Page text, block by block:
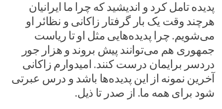
پدیده تامل کرد و اندیشید که چرا ما ایرانیان
هرچند وقت یک بار گرفتار زاکانی و نظائر او
می‌شویم. چرا پدیده‌هایی مثل او تا ریاست
جمهوری هم می‌توانند پیش بروند و هزار جور
دردسر برایمان درست کنند. امیدوارم زاکانی
آخرین نمونه از این پدیده‌ها باشد و درس عبرتی
شود برای همه ما. از صدر تا ذیل.